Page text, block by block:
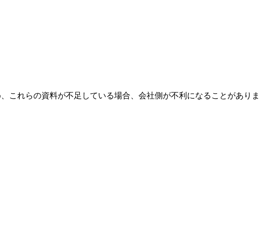
これらの資料が不足している場合、会社側が不利になることがありま